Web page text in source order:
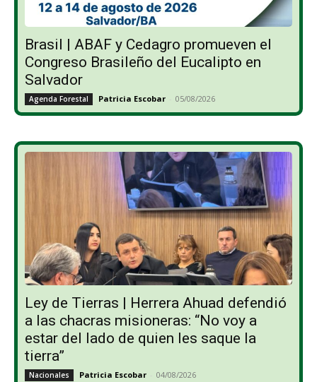
Brasil | ABAF y Cedagro promueven el
Congreso Brasileño del Eucalipto en
Salvador
Agenda Forestal Patricia Escobar - 05/08/2026
Ley de Tierras | Herrera Ahuad defendió
a las chacras misioneras: “No voy a
estar del lado de quien les saque la
tierra”
Nacionales Patricia Escobar - 04/08/2026